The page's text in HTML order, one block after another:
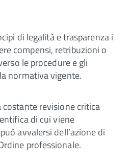
di legalità e trasparenza i
compensi, retribuzioni o
le procedure e gli
normativa vigente.
revisione critica
di cui viene
avvalersi dell’azione di
professionale.